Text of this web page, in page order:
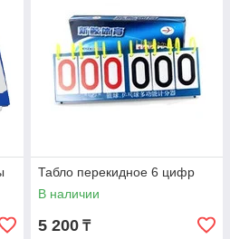
Табло перекидное 6 цифр
В наличии
5 200 ₸